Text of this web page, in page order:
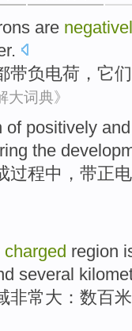
are
带负电荷 ， 它们
大词典》
of positively and
the
过程中 ， 带正
charged region
several
非常大 ： 数百米